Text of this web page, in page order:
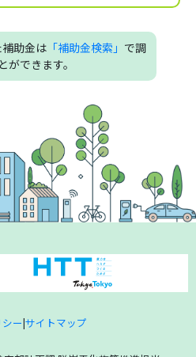
助金は 「補助金検索」 で調
ができます。
ー|サイトマップ